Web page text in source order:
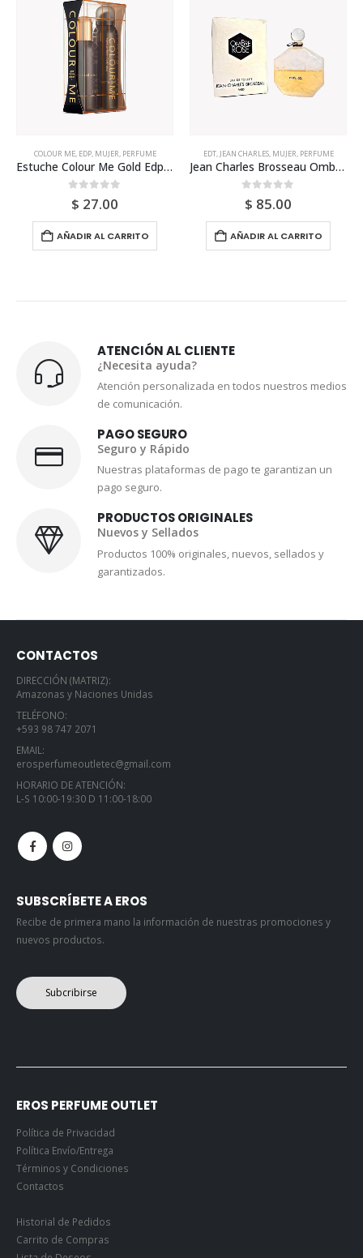
COLOUR ME, EDP, MUJER PERFUME
Estuche Colour Me Gold Edp 100ml Para Mujer
0out of 5
$ 27.00
AÑADIR AL CARRITO
EDT, JEAN CHARLES, MUJER PERFUME
Jean Charles Brosseau Ombre Rose Edt 180ml Para Mujer
0out of 5
$ 85.00
AÑADIR AL CARRITO
ATENCIÓN AL CLIENTE
¿Necesita ayuda?
Atención personalizada en todos nuestros medios
de comunicación.
PAGO SEGURO
Seguro y Rápido
Nuestras plataformas de pago te garantizan un
pago seguro.
PRODUCTOS ORIGINALES
Nuevos y Sellados
Productos 100% originales, nuevos, sellados y
garantizados.
CONTACTOS
DIRECCIÓN (MATRIZ):
Amazonas y Naciones Unidas
TELÉFONO:
+593 98 747 2071
EMAIL:
erosperfumeoutletec@gmail.com
HORARIO DE ATENCIÓN:
L-S 10:00-19:30 D 11:00-18:00
SUBSCRÍBETE A EROS
Recibe de primera mano la información de nuestras promociones y
nuevos productos.
Subcribirse
EROS PERFUME OUTLET
Política de Privacidad
Política Envío/Entrega
Términos y Condiciones
Contactos
Historial de Pedidos
Carrito de Compras